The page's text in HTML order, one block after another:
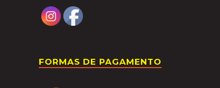
FORMAS DE PAGAMENTO